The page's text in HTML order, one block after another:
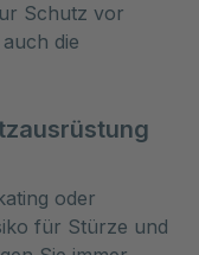
Schutz vor
die
oder
für Stürze und